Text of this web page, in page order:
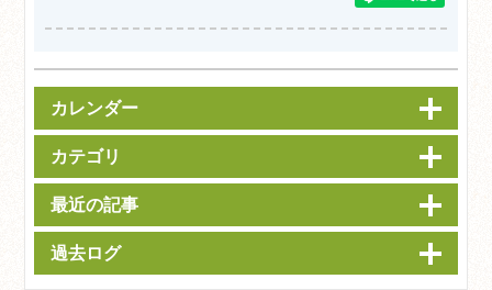
カレンダー
カテゴリ
最近の記事
過去ログ